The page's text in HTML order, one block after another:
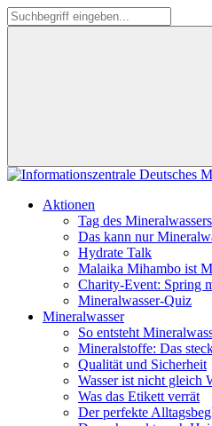
Aktionen
Tag des Mineralwassers
Das kann nur
Hydrate Talk
Malaika Mihambo ist
Charity-Event: Spring
Mineralwasser-Quiz
Mineralwasser
So entsteht
Mineralstoffe: Das
Qualität und Sicherheit
Wasser ist nicht gleich
Was das Etikett verrät
Der perfekte